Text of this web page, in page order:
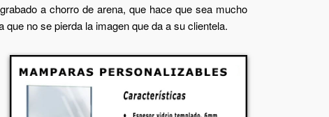
a chorro de arena, que hace que sea mucho
no se pierda la imagen que da a su clientela.